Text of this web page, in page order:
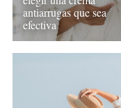
antiarrugas que sea
efectiva